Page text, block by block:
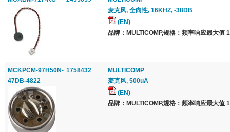
麦克风, 全向性, 16KHZ, -38DB
(EN)
品牌：MULTICOMP,规格：频率响应最大值
MCKPCM-97H50N-
47DB-4822
1758432
MULTICOMP
麦克风, 500uA
(EN)
品牌：MULTICOMP,规格：频率响应最大值